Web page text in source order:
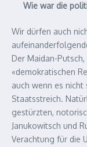
Wie war die
Wir dürfen auch
Der Maidan-
«demokratischen
auch wenn es
Staatsstreich.
gestürzten,
Janukowitsch und
Verachtung für die